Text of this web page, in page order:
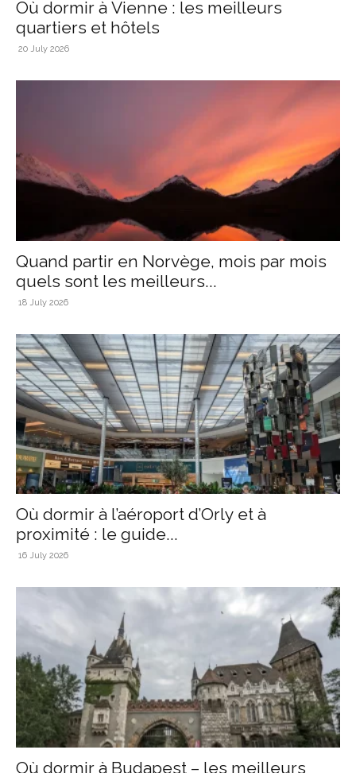
Où dormir à Vienne : les meilleurs
quartiers et hôtels
20 July 2026
Quand partir en Norvège, mois par mois
quels sont les meilleurs...
18 July 2026
Où dormir à l’aéroport d’Orly et à
proximité : le guide...
16 July 2026
Où dormir à Budapest – les meilleurs